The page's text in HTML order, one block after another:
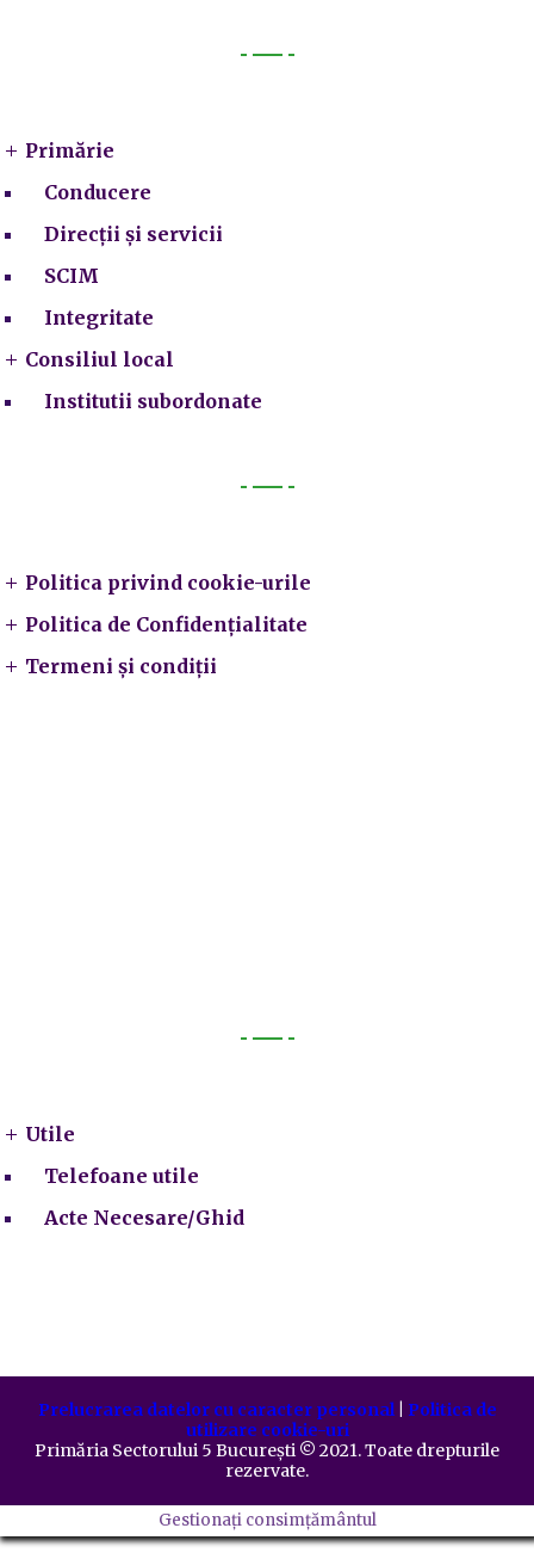
Primărie
Conducere
Direcții și servicii
SCIM
Integritate
Consiliul local
Institutii subordonate
Politica privind cookie-urile
Politica de Confidențialitate
Termeni și condiții
Utile
Telefoane utile
Acte Necesare/Ghid
Prelucrarea datelor cu caracter personal| Politica de
utilizare cookie-uri
Primăria Sectorului 5 București ©️ 2021. Toate drepturile
rezervate.
Gestionați consimțământul